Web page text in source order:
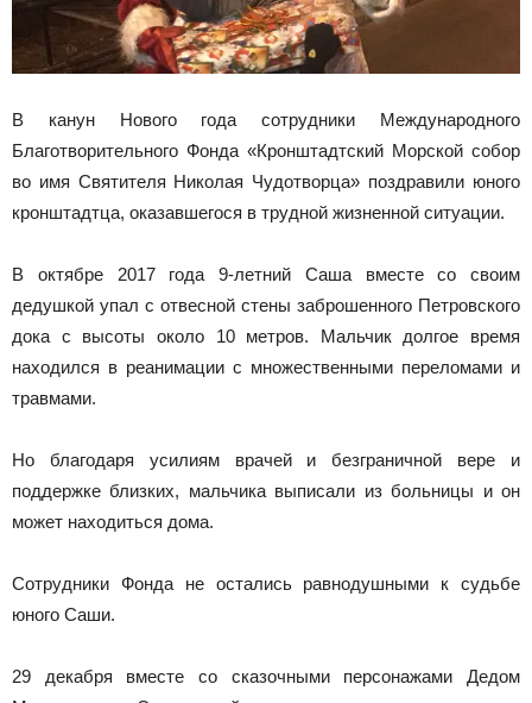
В канун Нового года сотрудники Международного
Благотворительного Фонда «Кронштадтский Морской собор
во имя Святителя Николая Чудотворца» поздравили юного
кронштадтца, оказавшегося в трудной жизненной ситуации.
В октябре 2017 года 9-летний Саша вместе со своим
дедушкой упал с отвесной стены заброшенного Петровского
дока с высоты около 10 метров. Мальчик долгое время
находился в реанимации с множественными переломами и
травмами.
Но благодаря усилиям врачей и безграничной вере и
поддержке близких, мальчика выписали из больницы и он
может находиться дома.
Сотрудники Фонда не остались равнодушными к судьбе
юного Саши.
29 декабря вместе со сказочными персонажами Дедом